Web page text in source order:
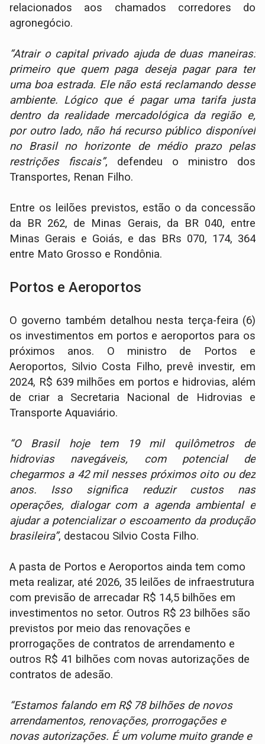
relacionados aos chamados corredores do
agronegócio.
“Atrair o capital privado ajuda de duas maneiras:
primeiro que quem paga deseja pagar para ter
uma boa estrada. Ele não está reclamando desse
ambiente. Lógico que é pagar uma tarifa justa
dentro da realidade mercadológica da região e,
por outro lado, não há recurso público disponível
no Brasil no horizonte de médio prazo pelas
restrições fiscais”, defendeu o ministro dos
Transportes, Renan Filho.
Entre os leilões previstos, estão o da concessão
da BR 262, de Minas Gerais, da BR 040, entre
Minas Gerais e Goiás, e das BRs 070, 174, 364
entre Mato Grosso e Rondônia.
Portos e Aeroportos
O governo também detalhou nesta terça-feira (6)
os investimentos em portos e aeroportos para os
próximos anos. O ministro de Portos e
Aeroportos, Silvio Costa Filho, prevê investir, em
2024, R$ 639 milhões em portos e hidrovias, além
de criar a Secretaria Nacional de Hidrovias e
Transporte Aquaviário.
“O Brasil hoje tem 19 mil quilômetros de
hidrovias navegáveis, com potencial de
chegarmos a 42 mil nesses próximos oito ou dez
anos. Isso significa reduzir custos nas
operações, dialogar com a agenda ambiental e
ajudar a potencializar o escoamento da produção
brasileira”, destacou Silvio Costa Filho.
A pasta de Portos e Aeroportos ainda tem como
meta realizar, até 2026, 35 leilões de infraestrutura
com previsão de arrecadar R$ 14,5 bilhões em
investimentos no setor. Outros R$ 23 bilhões são
previstos por meio das renovações e
prorrogações de contratos de arrendamento e
outros R$ 41 bilhões com novas autorizações de
contratos de adesão.
“Estamos falando em R$ 78 bilhões de novos
arrendamentos, renovações, prorrogações e
novas autorizações. É um volume muito grande e